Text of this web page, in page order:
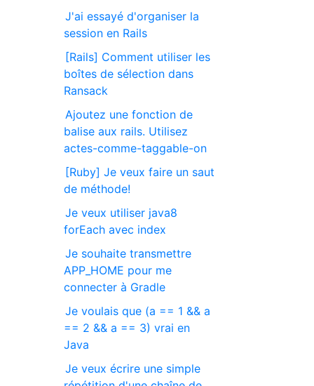
J'ai essayé d'organiser la
session en Rails
[Rails] Comment utiliser les
boîtes de sélection dans
Ransack
Ajoutez une fonction de
balise aux rails. Utilisez
actes-comme-taggable-on
[Ruby] Je veux faire un saut
de méthode!
Je veux utiliser java8
forEach avec index
Je souhaite transmettre
APP_HOME pour me
connecter à Gradle
Je voulais que (a == 1 && a
== 2 && a == 3) vrai en
Java
Je veux écrire une simple